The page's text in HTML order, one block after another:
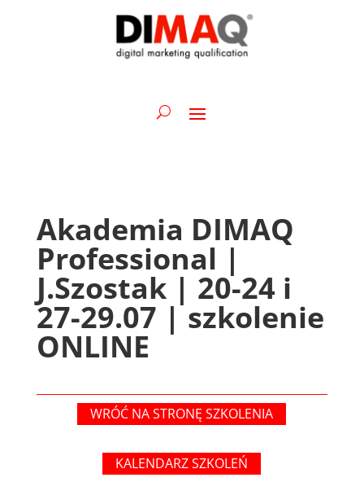
Akademia DIMAQ
Professional |
J.Szostak | 20-24 i
27-29.07 | szkolenie
ONLINE
WRÓĆ NA STRONĘ SZKOLENIA
KALENDARZ SZKOLEŃ